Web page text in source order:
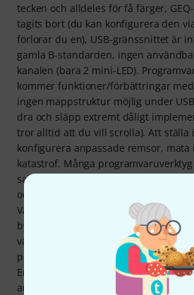
tecken och alldeles för få färger,
tagits bort (du kan konfigurera den
förlorar du en), USB-gränssnittet är
gamla B-standarden, ingen
kanalen (bara 2 mini-LED).
kommer funktioner/förbättringar
ingen mappstruktur möjlig under
dra och släpp extremt dåligt
tror alltid att du vill scrolla). Att ställa
konfigurera anpassade remsor, mata
katastrof. Många
saknas fortfarande (PC/Mac-editor;
och anti-feedback-automation saknas
Vad är positivt? Superbt ljud, mycket
byggkvalitet, djupgående processor-
väl genomtänkt användargränssnitt
pekskärmsimplementeringen är
En fantastisk mixer med bra
användarvänlighet (förutom några